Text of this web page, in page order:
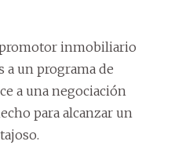
inmobiliario
a un programa de
a una negociación
para alcanzar un